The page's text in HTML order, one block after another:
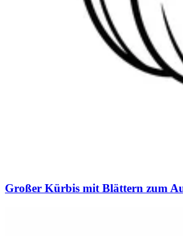
Großer Kürbis mit Blättern zum